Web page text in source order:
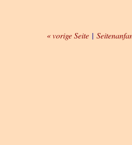
« vorige Seite |